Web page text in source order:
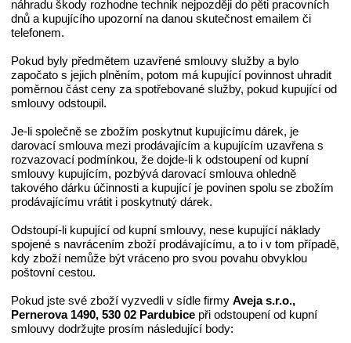
náhradu škody rozhodne technik nejpozději do pěti pracovních
dnů a kupujícího upozorní na danou skutečnost emailem či
telefonem.
Pokud byly předmětem uzavřené smlouvy služby a bylo
započato s jejich plněním, potom má kupující povinnost uhradit
poměrnou část ceny za spotřebované služby, pokud kupující od
smlouvy odstoupil.
Je-li společně se zbožím poskytnut kupujícímu dárek, je
darovací smlouva mezi prodávajícím a kupujícím uzavřena s
rozvazovací podmínkou, že dojde-li k odstoupení od kupní
smlouvy kupujícím, pozbývá darovací smlouva ohledně
takového dárku účinnosti a kupující je povinen spolu se zbožím
prodávajícímu vrátit i poskytnutý dárek.
Odstoupí-li kupující od kupní smlouvy, nese kupující náklady
spojené s navrácením zboží prodávajícímu, a to i v tom případě,
kdy zboží nemůže být vráceno pro svou povahu obvyklou
poštovní cestou.
Pokud jste své zboží vyzvedli v sídle firmy Aveja s.r.o.,
Pernerova 1490, 530 02 Pardubicepři odstoupení od kupní
smlouvy dodržujte prosím následující body: